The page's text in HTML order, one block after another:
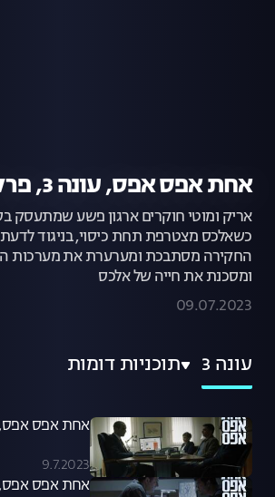
אחת אפס אפס, עונה 3, פרק 4
אריק ומוטי חוקרים ארגון פשע שמתעסק
כשאלכס מצטרפת תחת כיסוי, בניגוד
החקירה מסתבכת ומערערת את מערכות
ומסכנת את חייה של אלכס
09.07.2023
עונה 3 תוכניות דומות
אחת אפס אפס, עונה
9.7.2023
אחת אפס אפס, עונה